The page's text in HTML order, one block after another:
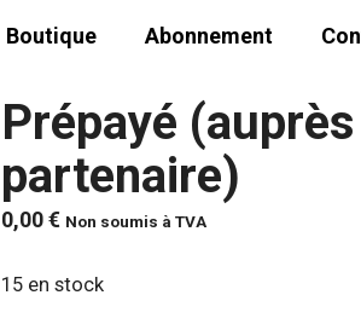
Boutique Abonnement
Prépayé
partenaire)
0,00€ Non soumis à TVA
15 en stock